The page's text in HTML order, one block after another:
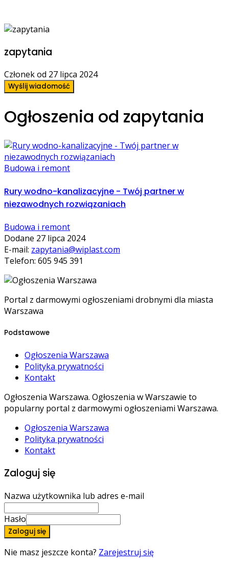
zapytania
Członek od 27 lipca 2024
Wyślij wiadomość
Ogłoszenia od zapytania
Budowa i remont
Rury wodno-kanalizacyjne - Twój partner w
niezawodnych rozwiązaniach
Budowa i remont
Dodane 27 lipca 2024
E-mail: zapytania@wiplast.com
Telefon: 605 945 391
Portal z darmowymi ogłoszeniami drobnymi dla miasta
Warszawa
Podstawowe
Ogłoszenia Warszawa
Polityka prywatności
Kontakt
Ogłoszenia Warszawa. Ogłoszenia w Warszawie to
popularny portal z darmowymi ogłoszeniami Warszawa.
Ogłoszenia Warszawa
Polityka prywatności
Kontakt
Zaloguj się
Nazwa użytkownika lub adres e-mail
Hasło
Zaloguj się
Nie masz jeszcze konta? Zarejestruj się